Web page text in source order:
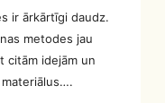
ir ārkārtīgi daudz.
metodes jau
citām idejām un